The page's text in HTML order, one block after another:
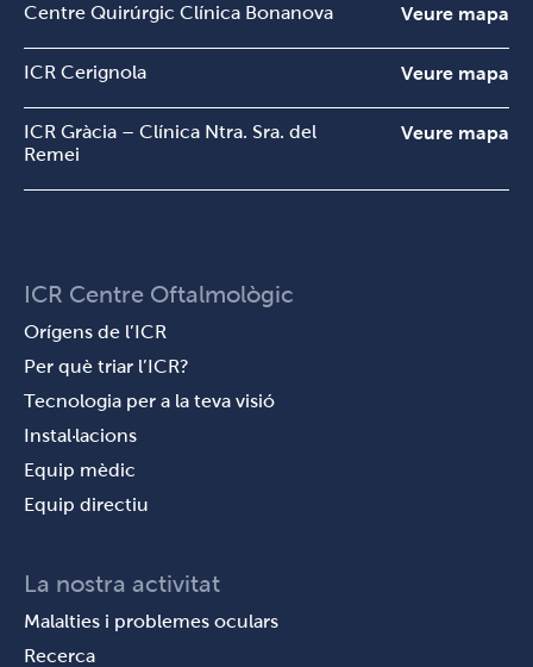
Centre Quirúrgic Clínica Bonanova Veure mapa
ICR Cerignola Veure mapa
ICR Gràcia – Clínica Ntra. Sra. del
Remei
Veure mapa
ICR Centre Oftalmològic
Orígens de l’ICR
Per què triar l’ICR?
Tecnologia per a la teva visió
Instal·lacions
Equip mèdic
Equip directiu
La nostra activitat
Malalties i problemes oculars
Recerca